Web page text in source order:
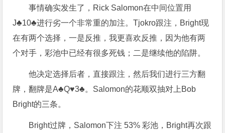
事情确实发生了，Rick Salomon在中间位置用
J♣10♣进行劣一个非常重的加注。Tjokro跟注，Bright现
在有两个选择，一是反推，我更喜欢反推，因为他有两
个对手，彩池中已经有很多死钱；二是继续他的陷阱。
他决定选择后者，直接跟注，然后我们进行三方翻
牌，翻牌是A♣Q♥3♣。Salomon的花顺双抽对上Bob
Bright的三条。
Bright过牌，Salomon下注 53% 彩池，Bright再次跟